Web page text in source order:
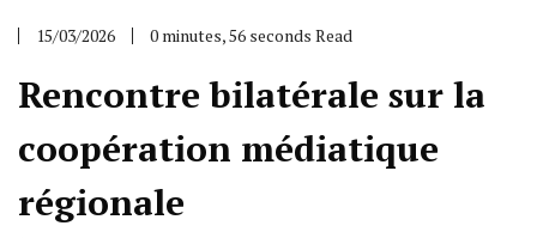
15/03/2026 0 minutes, 56 seconds Read
Rencontre bilatérale sur la
coopération médiatique
régionale